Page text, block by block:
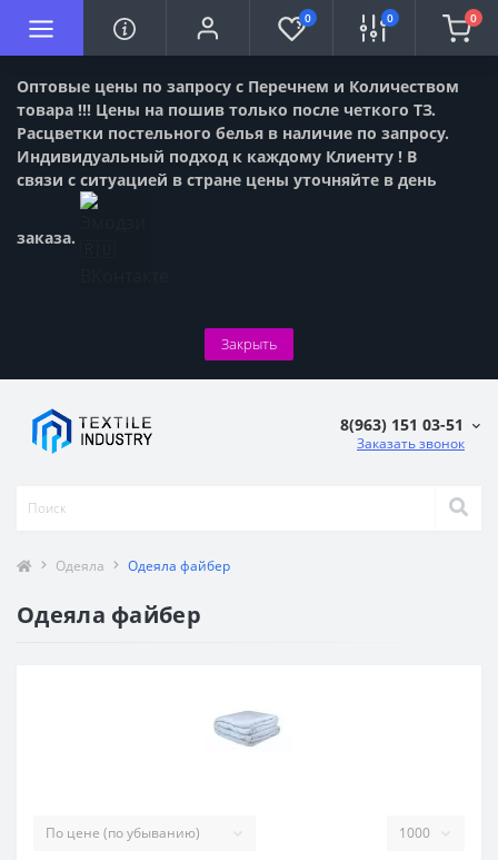
Оптовые цены по запросу с Перечнем и Количеством
товара !!! Цены на пошив только после четкого ТЗ.
Расцветки постельного белья в наличие по запросу.
Индивидуальный подход к каждому Клиенту ! В
связи с ситуацией в стране цены уточняйте в день
заказа.
Закрыть
0 0 0
8(963) 151 03-51
Заказать звонок
Одеяла Одеяла файбер
Одеяла файбер